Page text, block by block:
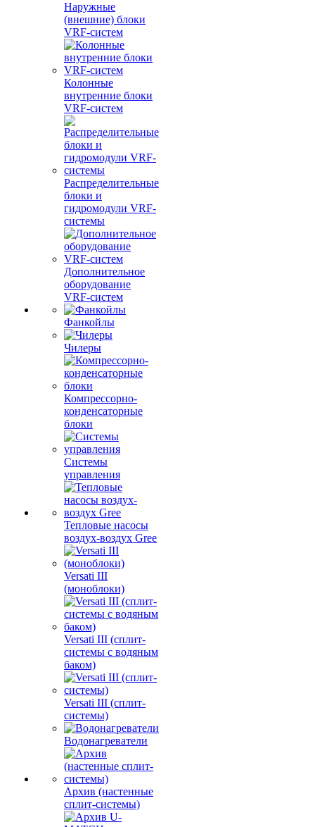
Наружные
(внешние) блоки
VRF-систем
Колонные
внутренние блоки
VRF-систем
Распределительные
блоки и
гидромодули VRF-
системы
Дополнительное
оборудование
VRF-систем
Фанкойлы
Чилеры
Компрессорно-
конденсаторные
блоки
Системы
управления
Тепловые насосы
воздух-воздух Gree
Versati III
(моноблоки)
Versati III (сплит-
системы с водяным
баком)
Versati III (сплит-
системы)
Водонагреватели
Архив (настенные
сплит-системы)